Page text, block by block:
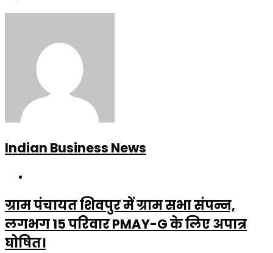
Indian Business News
ग्राम पंचायत शिवपुर में ग्राम सभा संपन्न,
लगभग 15 परिवार PMAY-G के लिए अपात्र
घोषित।